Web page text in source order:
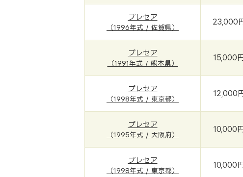
プレセア
（1996年式 / 佐賀県）
23,000
プレセア
（1991年式 / 熊本県）
15,000円
プレセア
（1998年式 / 東京都）
12,000円
プレセア
（1995年式 / 大阪府）
10,000円
プレセア
（1998年式 / 東京都）
10,000円